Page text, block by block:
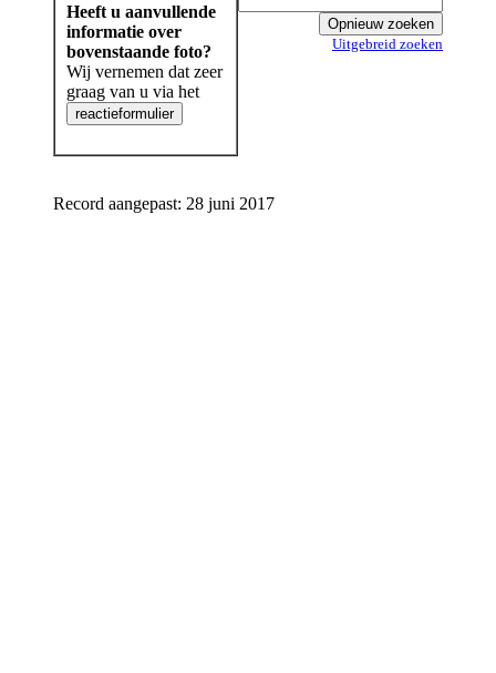
Heeft u aanvullende
informatie over
bovenstaande foto?
Wij vernemen dat zeer
graag van u via het
Uitgebreid zoeken
Record aangepast: 28 juni 2017